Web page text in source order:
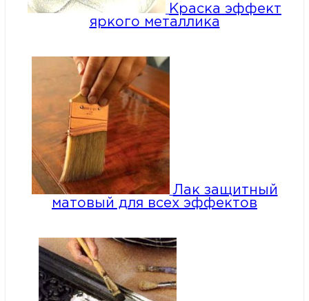
Краска эффект
яркого металлика
Лак защитный
матовый для всех эффектов